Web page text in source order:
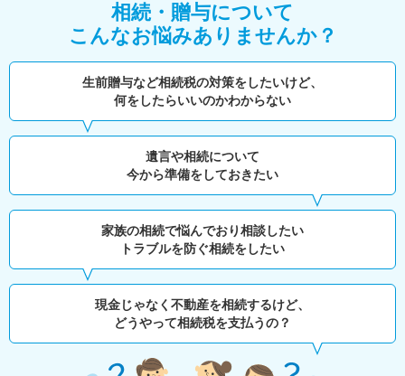
相続・贈与について
こんなお悩みありませんか？
生前贈与など相続税の対策をしたいけど、
何をしたらいいのかわからない
遺言や相続について
今から準備をしておきたい
家族の相続で悩んでおり相談したい
トラブルを防ぐ相続をしたい
現金じゃなく不動産を相続するけど、
どうやって相続税を支払うの？